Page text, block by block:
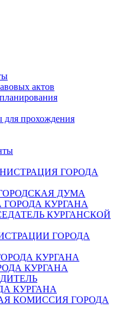
актов
прохождения
ГОРОДА
ДУМА
КУРГАНА
КУРГАНСКОЙ
ГОРОДА
КУРГАНА
КУРГАНА
КУРГАНА
КОМИССИЯ ГОРОДА